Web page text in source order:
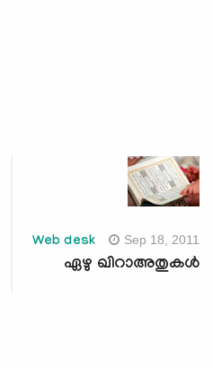
Web desk Sep 18, 2011
ഏഴു ഖിറാഅതുകള്‍